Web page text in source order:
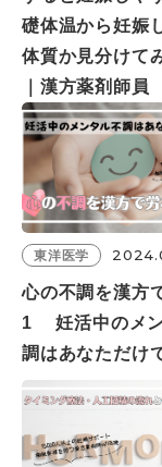
礎体温から妊娠
体質か見分けて
｜漢方薬剤師
東洋医学
心の不調を漢方
1 妊活中のメ
調はあなただけ